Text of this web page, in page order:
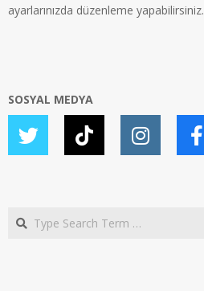
ayarlarınızda düzenleme yapabilirsiniz.
SOSYAL MEDYA
Search